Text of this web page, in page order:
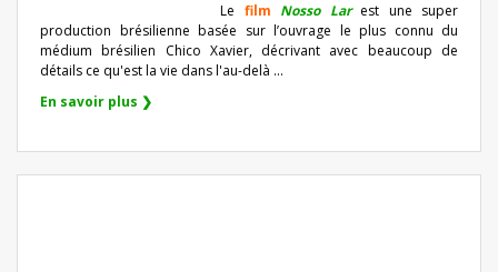
Le film Nosso Lar est une super
production brésilienne basée sur l’ouvrage le plus connu du
médium brésilien Chico Xavier, décrivant avec beaucoup de
détails ce qu'est la vie dans l'au-delà ...
En savoir plus ❯